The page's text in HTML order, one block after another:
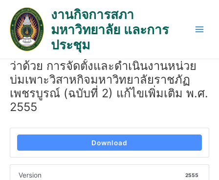
content
งานกิจการสภา
มหาวิทยาลัย และการ
ประชุม
ว่าด้วย การจัดตั้งและดำเนินงานหน่วย
บ่มเพาะวิสาหกิจมหาวิทยาลัยราชภัฏ
เพชรบูรณ์ (ฉบับที่ 2) แก้ไขเพิ่มเติม พ.ศ.
2555
Download
Version 2555
navigation